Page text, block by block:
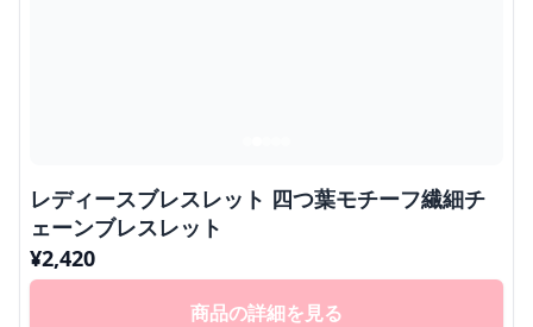
レディースブレスレット 四つ葉モチーフ繊細チ
ェーンブレスレット
¥2,420
商品の詳細を見る